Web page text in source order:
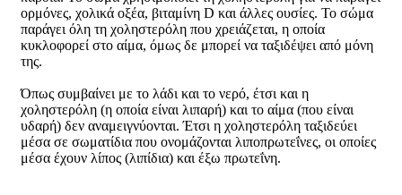
ορμόνες, χολικά οξέα, βιταμίνη D και άλλες ουσίες. Το σώμα
παράγει όλη τη χοληστερόλη που χρειάζεται, η οποία
κυκλοφορεί στο αίμα, όμως δε μπορεί να ταξιδέψει από μόνη
της.
Όπως συμβαίνει με το λάδι και το νερό, έτσι και η
χοληστερόλη (η οποία είναι λιπαρή) και το αίμα (που είναι
υδαρή) δεν αναμειγνύονται. Έτσι η χοληστερόλη ταξιδεύει
μέσα σε σωματίδια που ονομάζονται λιποπρωτεΐνες, οι οποίες
μέσα έχουν λίπος (λιπίδια) και έξω πρωτεΐνη.